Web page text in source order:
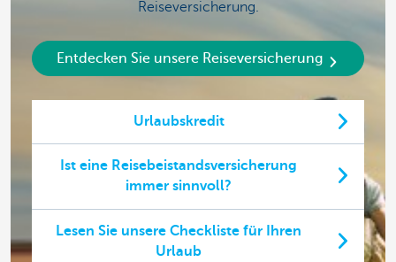
Reiseversicherung.
Entdecken Sie unsere Reiseversicherung
Urlaubskredit
Ist eine Reisebeistandsversicherung
immer sinnvoll?
Lesen Sie unsere Checkliste für Ihren
Urlaub